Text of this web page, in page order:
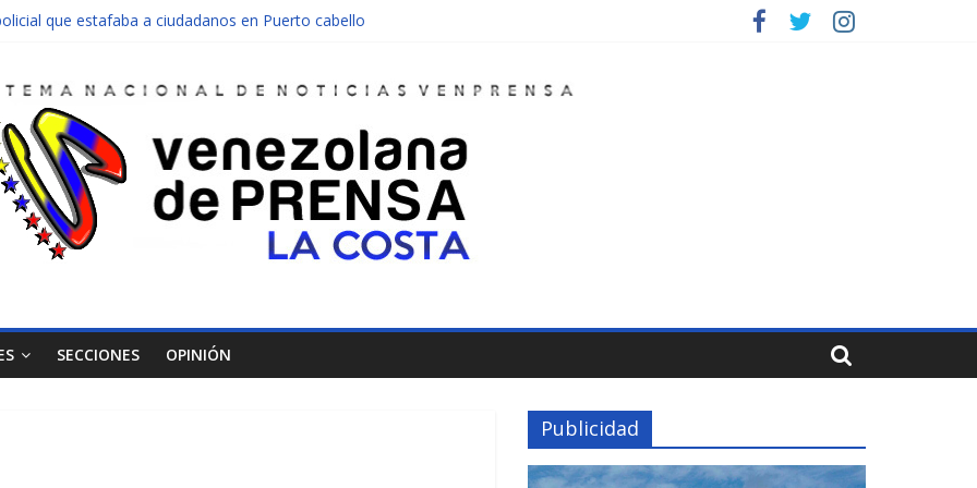
que estafaba a ciudadanos en Puerto cabello
abandonado de Chichiriviche
entre Colombia y Margarita el 27 de junio
SECCIONES OPINIÓN
Publicidad